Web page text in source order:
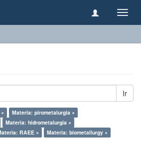
Ir
Materia: pirometalurgia ×
Materia: hidrometalurgia ×
RAEE × Materia: biometallurgy ×